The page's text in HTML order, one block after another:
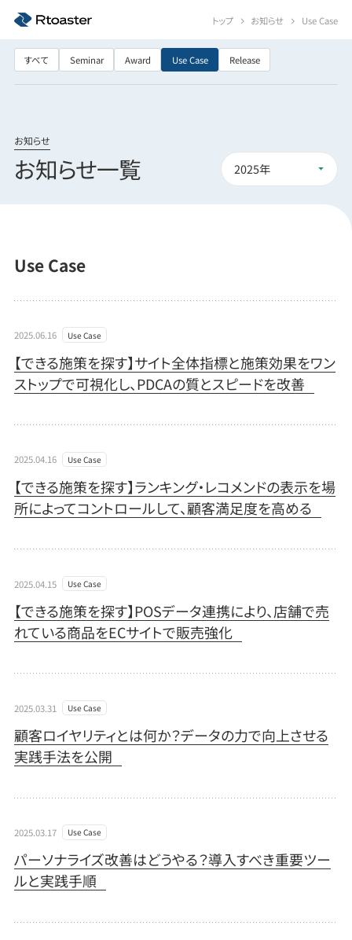
トップ お知らせ Use Case
お知らせ
お知らせ一覧
すべて Seminar Award Use Case Release
Use Case
2025.06.16 Use Case
【できる施策を探す】サイト全体指標と施策効果をワン
ストップで可視化し、PDCAの質とスピードを改善
2025.04.16 Use Case
【できる施策を探す】ランキング・レコメンドの表示を場
所によってコントロールして、顧客満足度を高める​
2025.04.15 Use Case
【できる施策を探す】POSデータ連携により、店舗で売
れている商品をECサイトで販売強化
2025.03.31 Use Case
顧客ロイヤリティとは何か？データの力で向上させる
実践手法を公開
2025.03.17 Use Case
パーソナライズ改善はどうやる？導入すべき重要ツー
ルと実践手順